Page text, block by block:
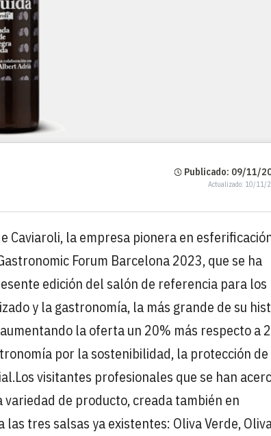
Publicado: 09/11/
Actualizado: 10/11/
Caviaroli, la empresa pionera en
Forum Barcelona 2023, que se ha
edición del salón de referencia para los
y la gastronomía, la más grande de su
la oferta un 20% más respecto a
por la sostenibilidad, la protección
Los visitantes profesionales que se han
de producto, creada también en
tres salsas ya existentes: Oliva Verde,